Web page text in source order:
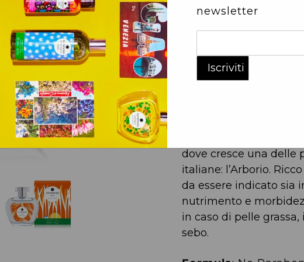
Tuffati nella delicata
rilascia sulla pelle,
sensazione di
successivamente in
sensazione di pulito
Il riso è sempre stato
italiano, specie
dove cresce una delle
italiane: l’Arborio.
da essere indicato sia
nutrimento e
in caso di pelle grassa,
sebo.
newsletter